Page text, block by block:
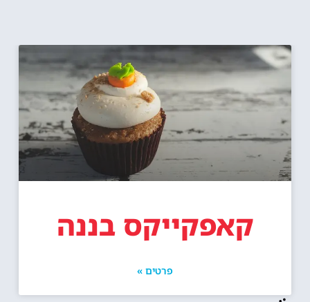
קאפקייקס בננה
פרטים »